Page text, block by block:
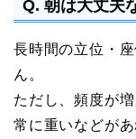
Q. 朝は大丈夫
長時間の立位・
ん。
ただし、頻度が
常に重いなどが